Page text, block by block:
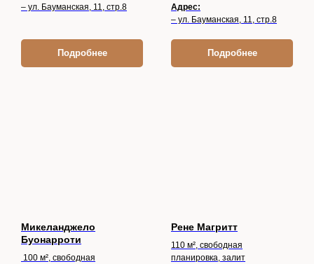
– ул. Бауманская, 11, стр.8
Подробнее
Адрес:
– ул. Бауманская, 11, стр.8
Подробнее
Микеланджело
Буонарроти
100 м², свободная
Рене Магритт
110 м², свободная
планировка, залит